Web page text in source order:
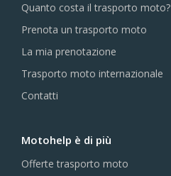
Quanto costa il trasporto moto?
Prenota un trasporto moto
La mia prenotazione
Trasporto moto internazionale
Contatti
Motohelp è di più
Offerte trasporto moto